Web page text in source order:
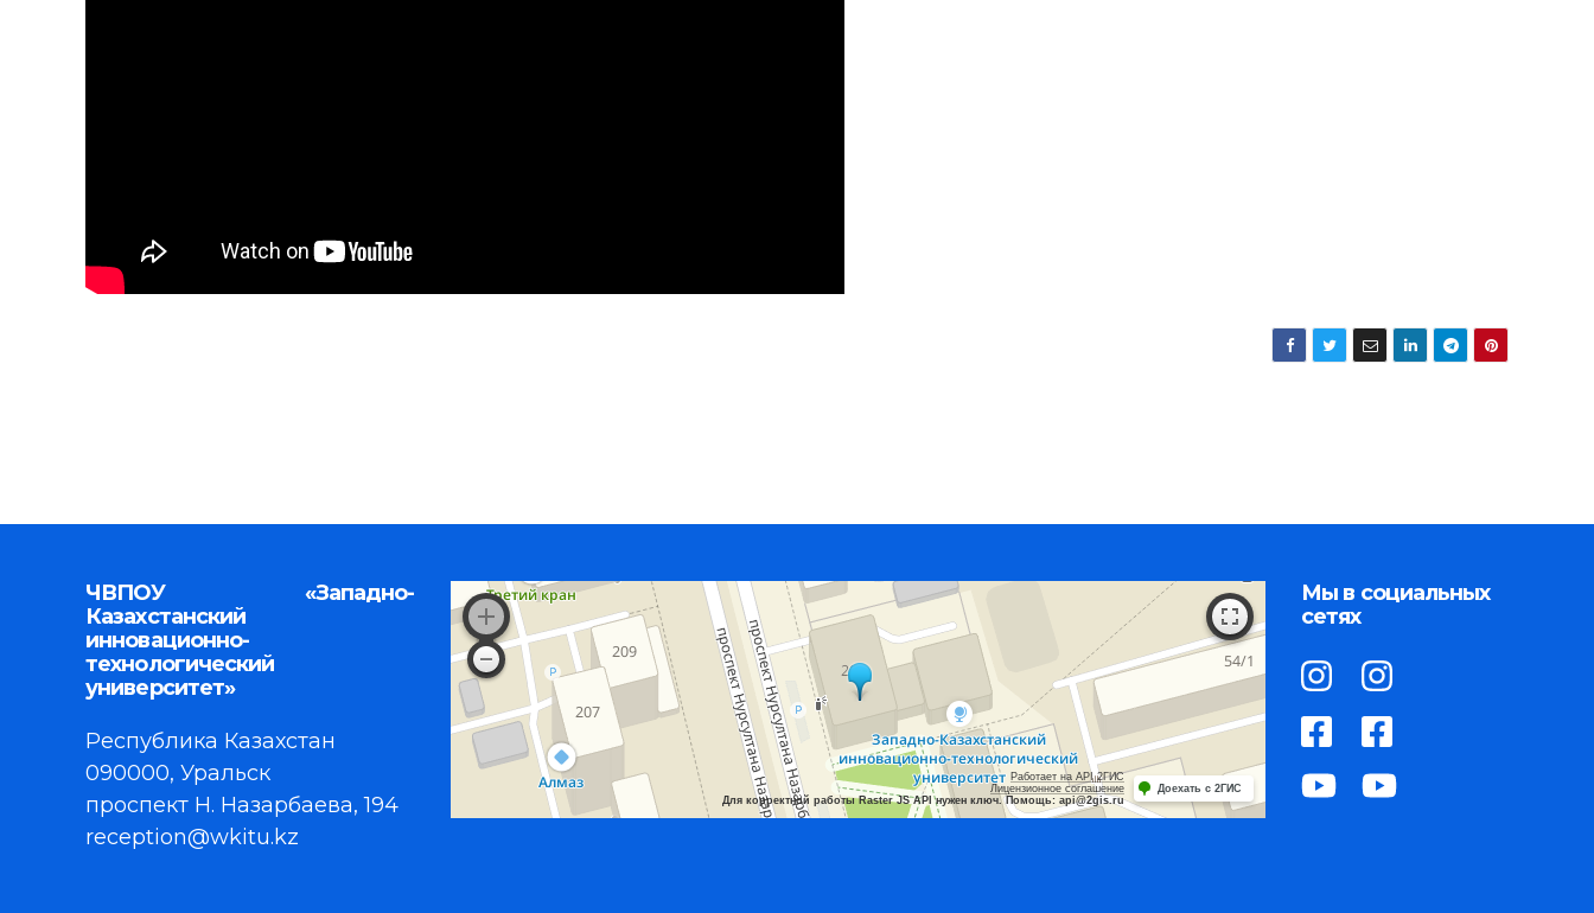
ЧВПОУ «Западно-
Казахстанский
инновационно-
технологический
университет»
Республика Казахстан
090000, Уральск
проспект Н. Назарбаева, 194
reception@wkitu.kz
Работает на API 2ГИС
Лицензионное соглашение
Для корректной работы Raster JS API нужен ключ. Помощь: api@2gis.ru
Доехать с 2ГИС
Мы в социальных
сетях